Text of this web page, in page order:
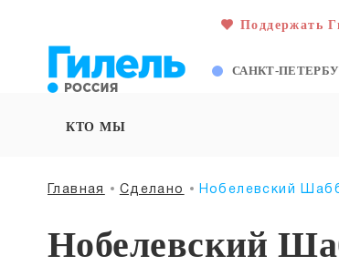
Поддержать
САНКТ-
КТО МЫ
Главная Сделано Нобелевский
Нобелевский